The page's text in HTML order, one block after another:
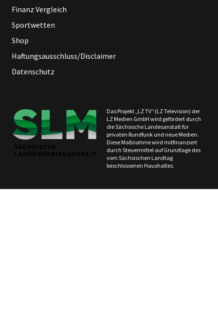
Finanz Vergleich
Sportwetten
Shop
Haftungsausschluss/Disclaimer
Datenschutz
Das Projekt „LZ TV“ (LZ Television) der
LZ Medien GmbH wird gefördert durch
die Sächsische Landesanstalt für
privaten Rundfunk und neue Medien.
Diese Maßnahme wird mitfinanziert
durch Steuermittel auf Grundlage des
vom Sächsischen Landtag
beschlossenen Haushaltes.